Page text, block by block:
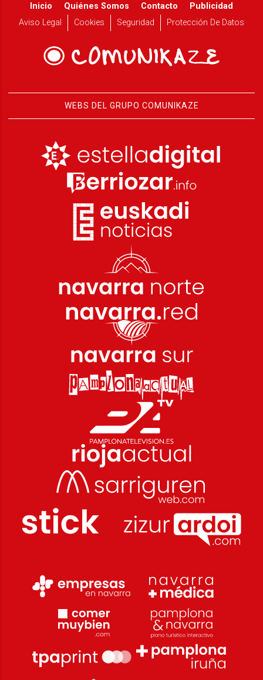
Inicio Quiénes Somos Contacto
Publicidad
Aviso Legal
Cookies Seguridad Protección De Datos
WEBS DEL GRUPO COMUNIKAZE